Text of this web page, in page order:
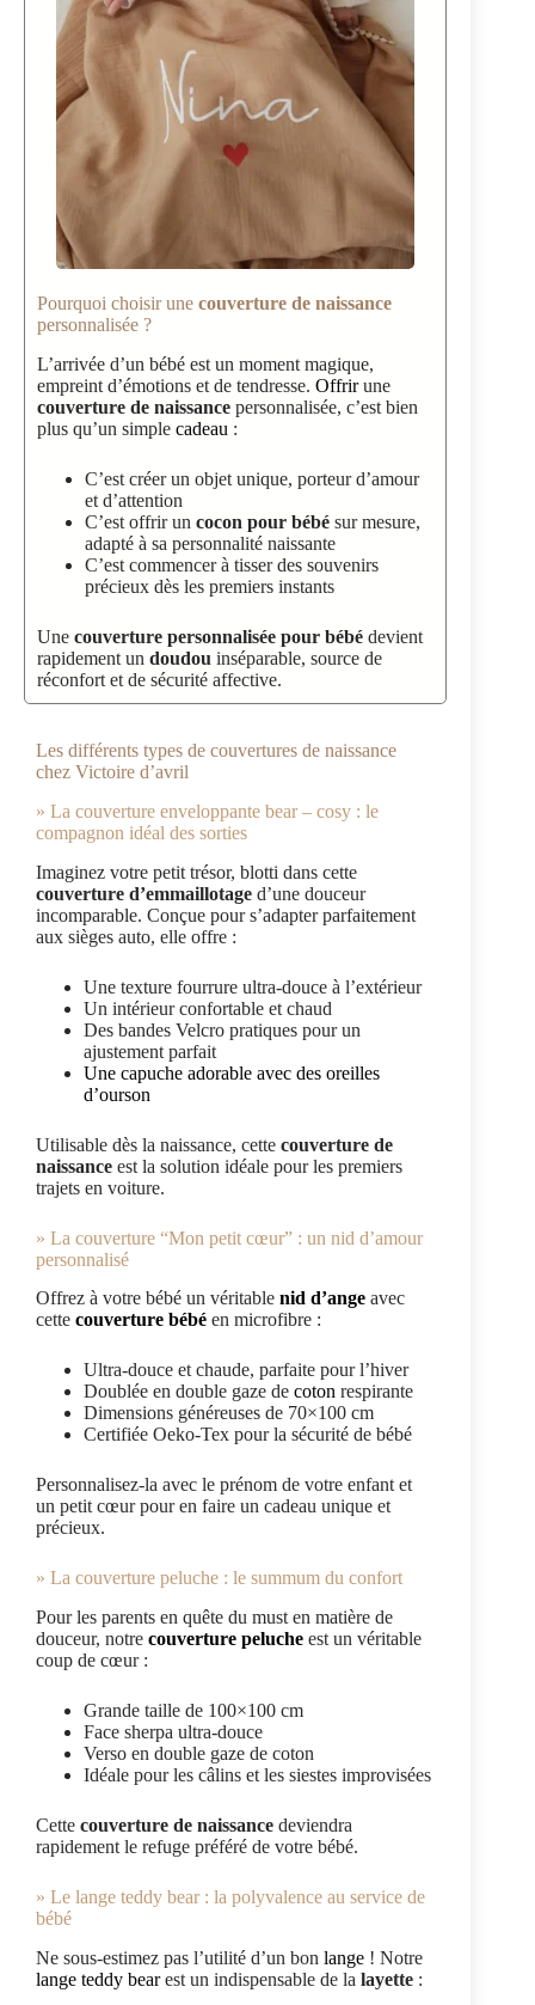
Pourquoi choisir une couverture de naissance
personnalisée ?
L’arrivée d’un bébé est un moment magique,
empreint d’émotions et de tendresse. Offrirune
couverture de naissance personnalisée, c’est bien
plus qu’un simple cadeau :
C’est créer un objet unique, porteur d’amour
et d’attention
C’est offrir un cocon pour bébé sur mesure,
adapté à sa personnalité naissante
C’est commencer à tisser des souvenirs
précieux dès les premiers instants
Une couverture personnalisée pour bébé devient
rapidement un doudou inséparable, source de
réconfort et de sécurité affective.
Les différents types de couvertures de naissance
chez Victoire d’avril
» La couverture enveloppante bear – cosy : le
compagnon idéal des sorties
Imaginez votre petit trésor, blotti dans cette
couverture d’emmaillotage d’une douceur
incomparable. Conçue pour s’adapter parfaitement
aux sièges auto, elle offre :
Une texture fourrure ultra-douce à l’extérieur
Un intérieur confortable et chaud
Des bandes Velcro pratiques pour un
ajustement parfait
Une capuche adorable avec des oreilles
d’ourson
Utilisable dès la naissance, cette couverture de
naissance est la solution idéale pour les premiers
trajets en voiture.
» La couverture “Mon petit cœur” : un nid d’amour
personnalisé
Offrez à votre bébé un véritable nid d’ange avec
cette couverture bébé en microfibre :
Ultra-douce et chaude, parfaite pour l’hiver
Doublée en double gaze de coton respirante
Dimensions généreuses de 70×100 cm
Certifiée Oeko-Tex pour la sécurité de bébé
Personnalisez-la avec le prénom de votre enfant et
un petit cœur pour en faire un cadeau unique et
précieux.
» La couverture peluche : le summum du confort
Pour les parents en quête du must en matière de
douceur, notre couverture peluche est un véritable
coup de cœur :
Grande taille de 100×100 cm
Face sherpa ultra-douce
Verso en double gaze de coton
Idéale pour les câlins et les siestes improvisées
Cette couverture de naissance deviendra
rapidement le refuge préféré de votre bébé.
» Le lange teddy bear : la polyvalence au service de
bébé
Ne sous-estimez pas l’utilité d’un bon lange ! Notre
lange teddy bearest un indispensable de la layette :